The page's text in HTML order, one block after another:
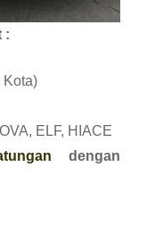
:
Kota)
ELF, HIACE
dengan